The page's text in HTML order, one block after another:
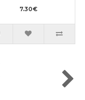
7.30€